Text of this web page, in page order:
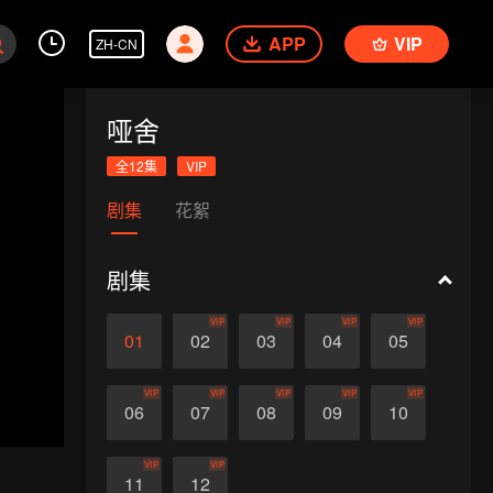
ZH-CN APP VIP
哑舍
全12集 VIP
剧集 花絮
剧集
01 02
VIP
03
VIP
04
VIP
05
VIP
06
VIP
07
VIP
08
VIP
09
VIP
10
VIP
11
VIP
12
VIP